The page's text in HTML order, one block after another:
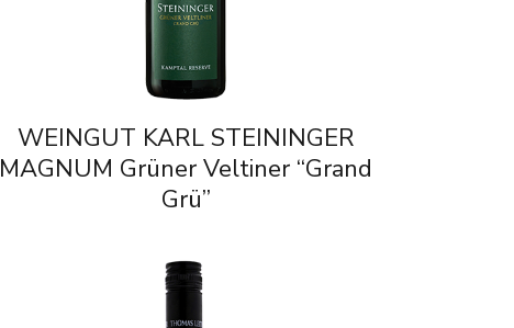
WEINGUT KARL STEININGER
MAGNUM Grüner Veltiner “Grand
Grü”